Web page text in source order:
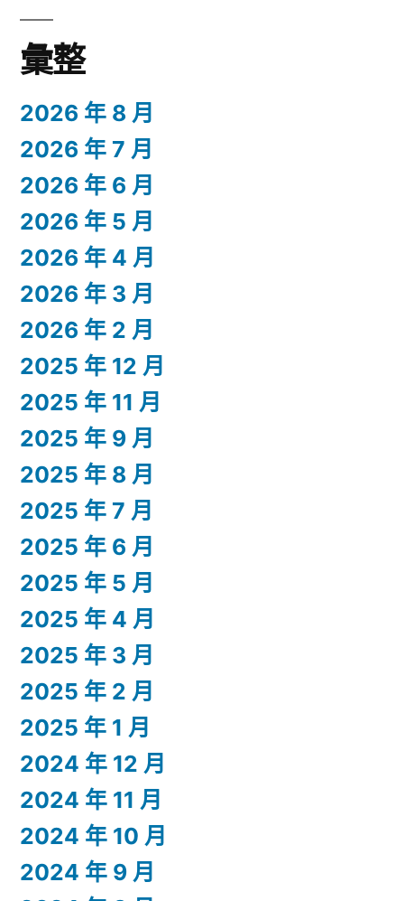
彙整
2026 年 8 月
2026 年 7 月
2026 年 6 月
2026 年 5 月
2026 年 4 月
2026 年 3 月
2026 年 2 月
2025 年 12 月
2025 年 11 月
2025 年 9 月
2025 年 8 月
2025 年 7 月
2025 年 6 月
2025 年 5 月
2025 年 4 月
2025 年 3 月
2025 年 2 月
2025 年 1 月
2024 年 12 月
2024 年 11 月
2024 年 10 月
2024 年 9 月